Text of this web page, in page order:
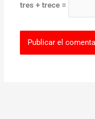
tres + trece =